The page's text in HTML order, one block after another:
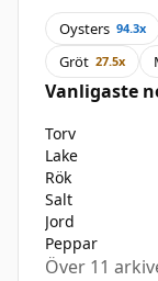
Oysters 94.3x
Gröt 27.5x
Vanligaste
Torv
Lake
Rök
Salt
Jord
Peppar
Över 11